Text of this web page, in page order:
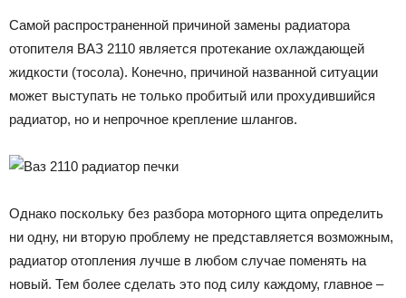
Самой распространенной причиной замены радиатора
отопителя ВАЗ 2110 является протекание охлаждающей
жидкости (тосола). Конечно, причиной названной ситуации
может выступать не только пробитый или прохудившийся
радиатор, но и непрочное крепление шлангов.
Однако поскольку без разбора моторного щита определить
ни одну, ни вторую проблему не представляется возможным,
радиатор отопления лучше в любом случае поменять на
новый. Тем более сделать это под силу каждому, главное –